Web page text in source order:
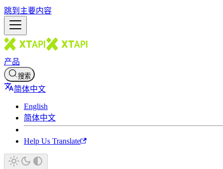
跳到主要内容
产品
搜索
简体中文
English
简体中文
Help Us Translate